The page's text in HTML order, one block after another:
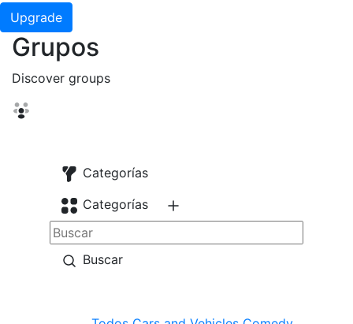
Upgrade
Grupos
Discover groups
Categorías
Categorías
Buscar